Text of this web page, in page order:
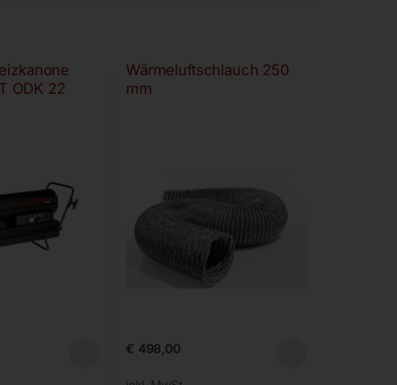
ODK 22
Wärmeluftschlauch 250
mm
€ 498,00